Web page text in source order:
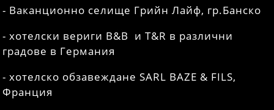
- Ваканционно селище Грийн Лайф, гр.Банско
- хотелски вериги B&B и T&R в различни
градове в Германия
- хотелско обзавеждане SARL BAZE & FILS,
Франция